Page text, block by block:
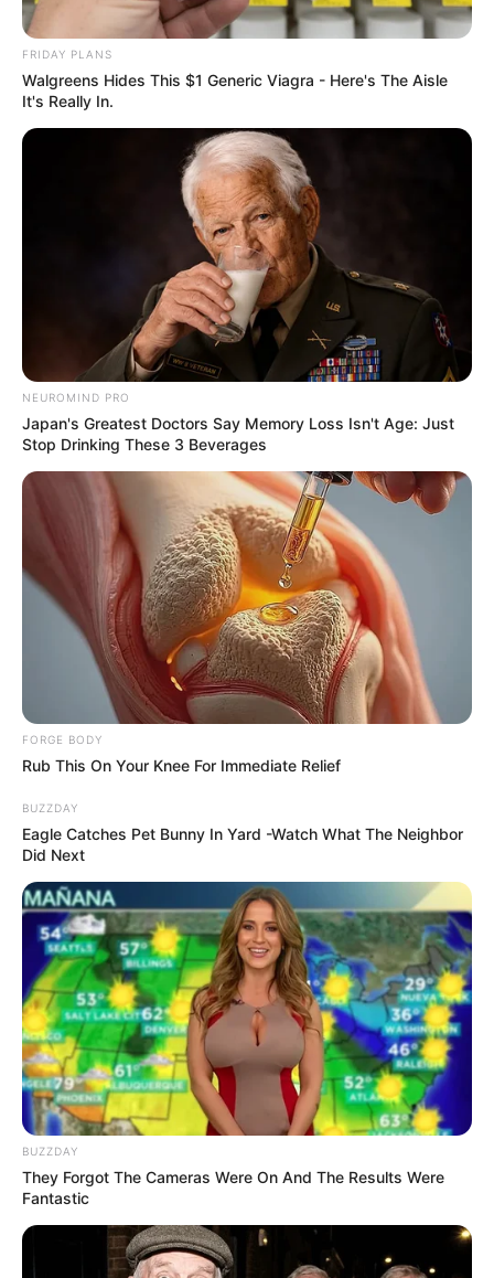
Feeling Tired? Here's The Trick To Perform Better
Walgreens Hides This $1 Generic Viagra - Here's Why
Do This 3-Minute Bedtime Routine [Works While You
Sleep]
VIRIFLOW
FRIDAY PLANS
Walgreens Hides This $1 Generic Viagra - Here's The Aisle
It's Really In.
NEUROMIND PRO
Japan's Greatest Doctors Say Memory Loss Isn't Age: Just
Stop Drinking These 3 Beverages
FORGE BODY
Rub This On Your Knee For Immediate Relief
BUZZDAY
Eagle Catches Pet Bunny In Yard -Watch What The Neighbor
Did Next
BUZZDAY
They Forgot The Cameras Were On And The Results Were
Fantastic